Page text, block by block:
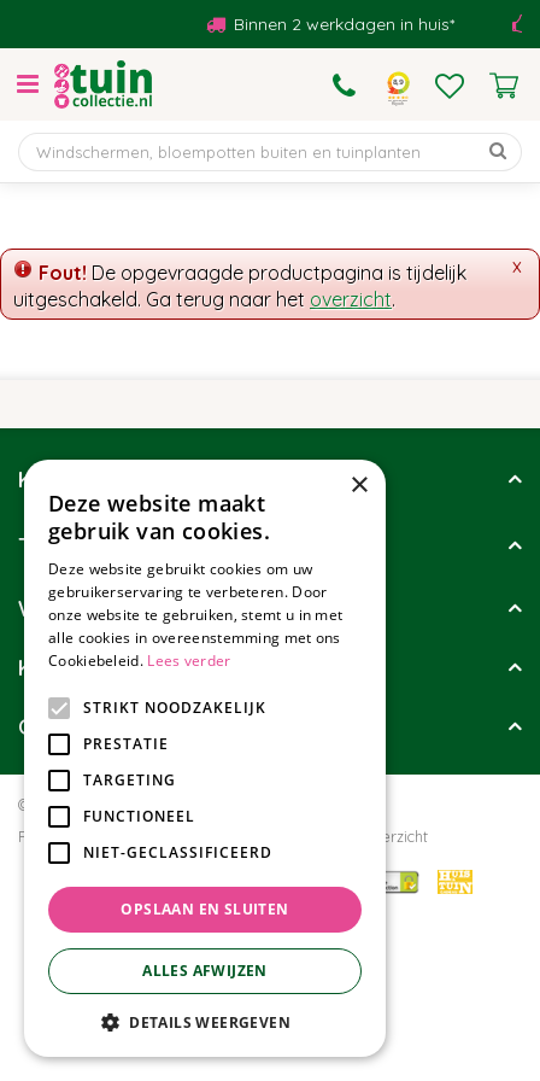
t
n
Binnen 2 werkdagen in huis*
x
Fout! De opgevraagde productpagina is tijdelijk
uitgeschakeld. Ga terug naar het overzicht.
Klantenservice
Tuincollectie
Wie zijn wij?
Klanten geven ons
Contact
© Tuincollectie.nl
Privacy policy
Tuincentrum Overzicht
×
Deze website maakt
gebruik van cookies.
Deze website gebruikt cookies om uw
gebruikerservaring te verbeteren. Door
onze website te gebruiken, stemt u in met
alle cookies in overeenstemming met ons
Cookiebeleid. Lees verder
STRIKT NOODZAKELIJK
PRESTATIE
TARGETING
FUNCTIONEEL
NIET-GECLASSIFICEERD
OPSLAAN EN SLUITEN
ALLES AFWIJZEN
DETAILS WEERGEVEN